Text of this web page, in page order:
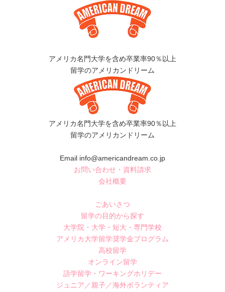
アメリカ名門大学を含め卒業率90％以上
留学のアメリカンドリーム
アメリカ名門大学を含め卒業率90％以上
留学のアメリカンドリーム
Email info@americandream.co.jp
お問い合わせ・資料請求
会社概要
ごあいさつ
留学の目的から探す
大学院・大学・短大・専門学校
アメリカ大学留学奨学金プログラム
高校留学
オンライン留学
語学留学・ワーキングホリデー
ジュニア／親子／海外ボランティア